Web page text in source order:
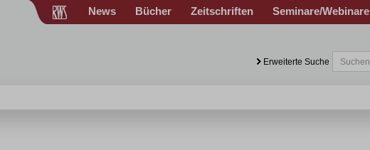
News Bücher Zeitschriften Seminare/Webinare
Erweiterte Suche